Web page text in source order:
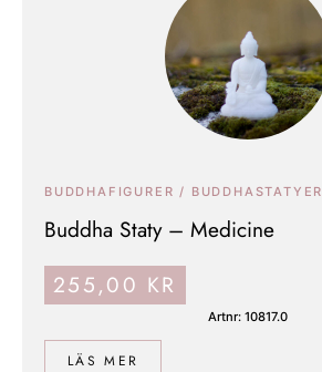
LÄS MER
BUDDHAFIGURER / BUDDHASTATYER
Buddha Staty – Medicine
255,00 KR
Artnr: 10817.0